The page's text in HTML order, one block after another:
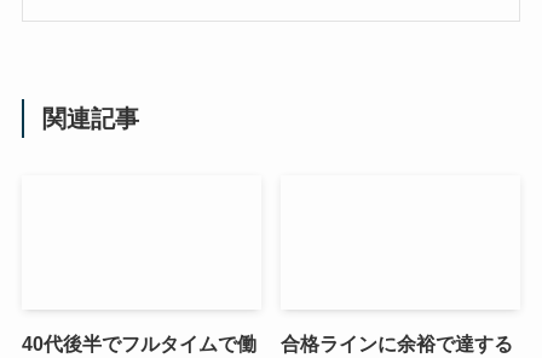
関連記事
40代後半でフルタイムで働
合格ラインに余裕で達する